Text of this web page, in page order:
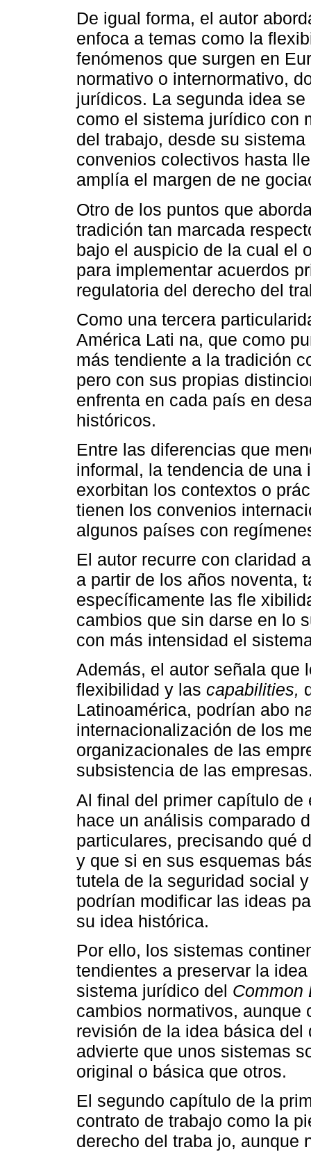
De igual forma, el autor
enfoca a temas como la
fenómenos que surgen en
normativo o internormativo,
jurídicos. La segunda idea
como el sistema jurídico con
del trabajo, desde su
convenios colectivos hasta
amplía el margen de ne
Otro de los puntos que
tradición tan marcada
bajo el auspicio de la cual el
para implementar acuerdos
regulatoria del derecho del
Como una tercera
América Lati na, que como
más tendiente a la tradición
pero con sus propias
enfrenta en cada país en
históricos.
Entre las diferencias que
informal, la tendencia de
exorbitan los contextos o
tienen los convenios
algunos países con
El autor recurre con claridad
a partir de los años noventa,
específicamente las fle
cambios que sin darse en lo
con más intensidad el
Además, el autor señala que
flexibilidad y las capabilities,
Latinoamérica, podrían abo
internacionalización de los
organizacionales de las
subsistencia de las
Al final del primer capítulo
hace un análisis comparado
particulares, precisando qué
y que si en sus esquemas
tutela de la seguridad social
podrían modificar las ideas
su idea histórica.
Por ello, los sistemas
tendientes a preservar la
sistema jurídico del Common
cambios normativos, aunque
revisión de la idea básica
advierte que unos sistemas
original o básica que otros.
El segundo capítulo de la
contrato de trabajo como la
derecho del traba jo, aunque